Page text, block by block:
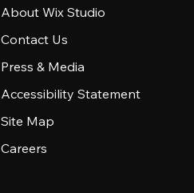
About Wix Studio
Contact Us
Press & Media
Accessibility Statement
Site Map
Careers